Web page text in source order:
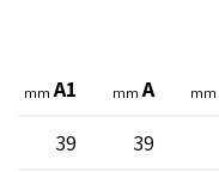
mm
A
mm
A1
mm
39
39